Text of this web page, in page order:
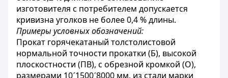
изготовителя с потребителем допускается
кривизна уголков не более 0,4 % длины.
Примеры условных обозначений:
Прокат горячекатаный толстолистовой
нормальной точности прокатки (Б), высокой
плоскостности (ПВ), с обрезной кромкой (О),
размерами 10´1500´8000 мм, из стали марки